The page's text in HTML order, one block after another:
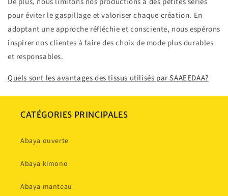
pour éviter le gaspillage et valoriser chaque création. En
adoptant une approche réfléchie et consciente, nous espérons
inspirer nos clientes à faire des choix de mode plus durables
et responsables.
Quels sont les avantages des tissus utilisés par SAAEEDAA?
CATÉGORIES PRINCIPALES
Abaya ouverte
Abaya kimono
Abaya manteau